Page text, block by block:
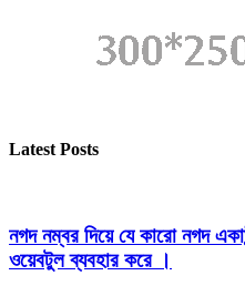
Latest Posts
নগদ নম্বর দিয়ে যে কারো নগদ
ওয়েবটুল ব্যবহার করে ।